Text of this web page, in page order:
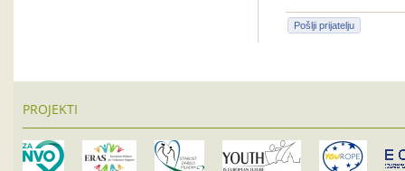
Pošlji prijatelju
PROJEKTI